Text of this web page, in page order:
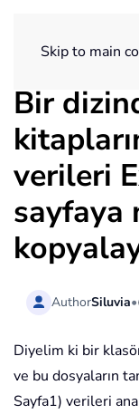
Skip to main
Bir
verileri
sayfaya
AuthorSiluvia•
Diyelim ki bir
ve bu dosyaların
Sayfa1) verileri